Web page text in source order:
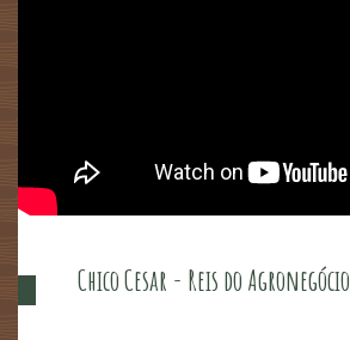
Chico Cesar - Reis do Agronegócio